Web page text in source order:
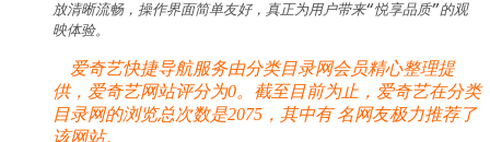
放清晰流畅，操作界面简单友好，真正为用户带来“悦享品质”的观
映体验。
爱奇艺快捷导航服务由分类目录网会员精心整理提
供，爱奇艺网站评分为0。截至目前为止，爱奇艺在分类
目录网的浏览总次数是2075，其中有名网友极力推荐了
该网站。